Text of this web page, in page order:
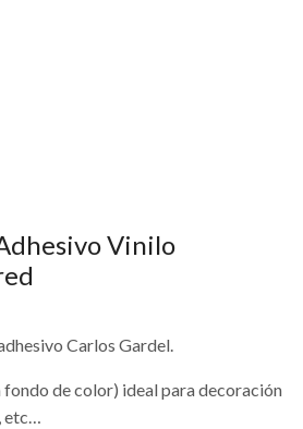
Vinilo
Carlos Gardel.
de color) ideal para decoración
etc…